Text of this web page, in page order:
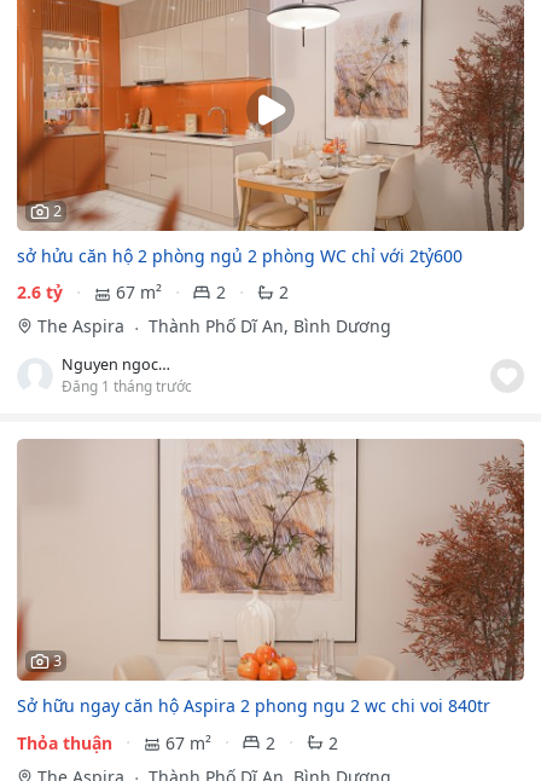
2
sở hửu căn hộ 2 phòng ngủ 2 phòng WC chỉ với 2tỷ600
2.6 tỷ
67 m² 2
2
The Aspira
Thành Phố Dĩ An, Bình Dương
Nguyen ngoc hien
Đăng 1 tháng trước
3
Sở hữu ngay căn hộ Aspira 2 phong ngu 2 wc chi voi 840tr
Thỏa thuận
67 m² 2
2